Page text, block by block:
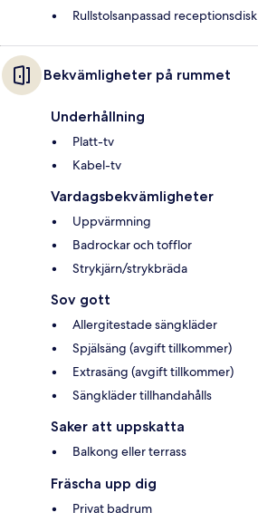
Rullstolsanpassad receptionsdisk
Bekvämligheter på rummet
Underhållning
Platt-tv
Kabel-tv
Vardagsbekvämligheter
Uppvärmning
Badrockar och tofflor
Strykjärn/strykbräda
Sov gott
Allergitestade sängkläder
Spjälsäng (avgift tillkommer)
Extrasäng (avgift tillkommer)
Sängkläder tillhandahålls
Saker att uppskatta
Balkong eller terrass
Fräscha upp dig
Privat badrum